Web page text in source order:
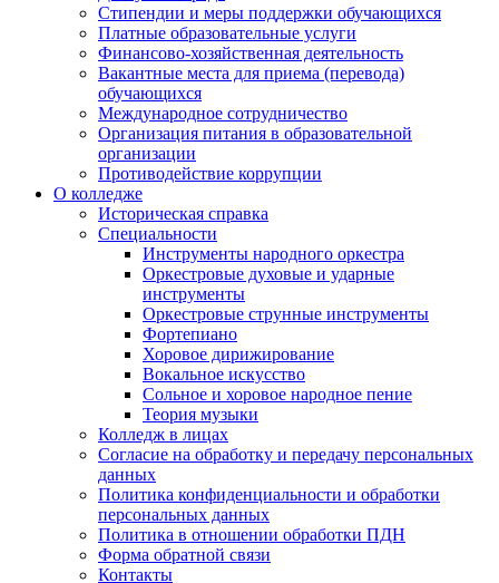
Стипендии и меры поддержки обучающихся
Платные образовательные услуги
Финансово-хозяйственная деятельность
Вакантные места для приема (перевода)
обучающихся
Международное сотрудничество
Организация питания в образовательной
организации
Противодействие коррупции
О колледже
Историческая справка
Специальности
Инструменты народного оркестра
Оркестровые духовые и ударные
инструменты
Оркестровые струнные инструменты
Фортепиано
Хоровое дирижирование
Вокальное искусство
Сольное и хоровое народное пение
Теория музыки
Колледж в лицах
Согласие на обработку и передачу персональных
данных
Политика конфиденциальности и обработки
персональных данных
Политика в отношении обработки ПДН
Форма обратной связи
Контакты